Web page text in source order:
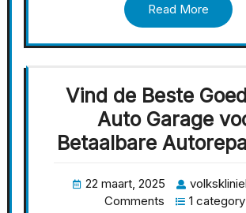
Read More
Vind de Beste
Auto Garage
Betaalbare
22 maart, 2025
Comments
1 category